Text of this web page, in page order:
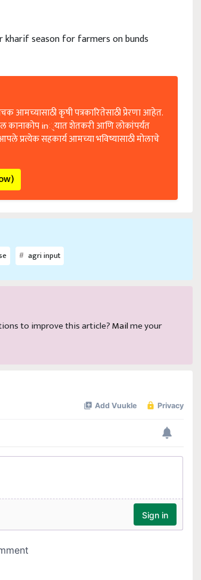
season for farmers on bunds
आमच्यासाठी कृषी पत्रकारितेसाठी प्रेरणा आहेत.
कानाकोप in्यात शेतकरी आणि लोकांपर्यंत
प्रत्येक सहकार्य आमच्या भविष्यासाठी मोलाचे
agri input
to improve this article?Mailme your